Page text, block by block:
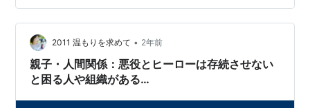
んなお店なんだろう。 最低賃金でバイトやパートを雇っ
て経営しているお店？ 農家から商品を買い叩いているお
店？ 利益度外視で、高齢者が経営しているお店？ 補助金
で食い繋いできたお店？ 格安というだけで、視聴率が取
れ…
2011 温もりを求めて • 2年前
親子・人間関係：悪役とヒーローは存続させない
と困る人や組織がある…